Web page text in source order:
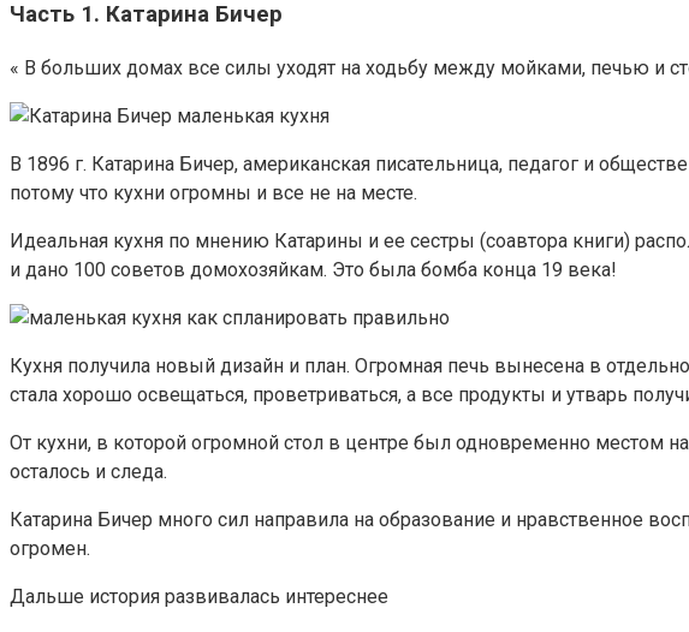
Часть 1. Катарина Бичер
« В больших домах все силы уходят на ходьбу между мойками, печью и
В 1896 г. Катарина Бичер, американская писательница, педагог и
потому что кухни огромны и все не на месте.
Идеальная кухня по мнению Катарины и ее сестры (соавтора книги)
и дано 100 советов домохозяйкам. Это была бомба конца 19 века!
Кухня получила новый дизайн и план. Огромная печь вынесена в
стала хорошо освещаться, проветриваться, а все продукты и утварь
От кухни, в которой огромной стол в центре был одновременно местом
осталось и следа.
Катарина Бичер много сил направила на образование и нравственное
огромен.
Дальше история развивалась интереснее